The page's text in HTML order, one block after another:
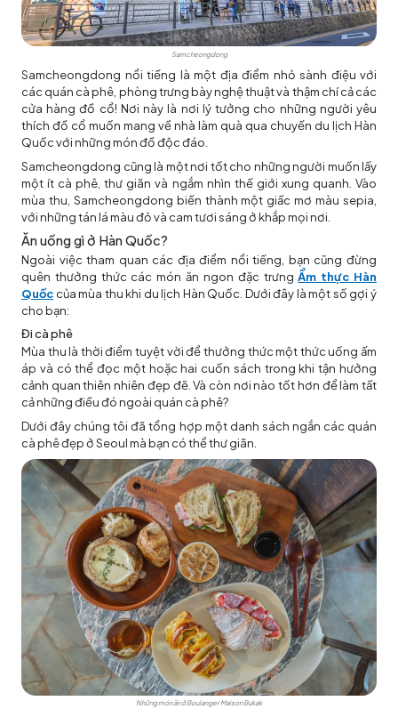
Samcheongdong
Samcheongdong nổi tiếng là một địa điểm nhỏ sành điệu với
các quán cà phê, phòng trưng bày nghệ thuật và thậm chí cả các
cửa hàng đồ cổ! Nơi này là nơi lý tưởng cho những người yêu
thích đồ cổ muốn mang về nhà làm quà qua chuyến du lịch Hàn
Quốcvới những món đồ độc đáo.
Samcheongdong cũng là một nơi tốt cho những người muốn lấy
một ít cà phê, thư giãn và ngắm nhìn thế giới xung quanh. Vào
mùa thu, Samcheongdong biến thành một giấc mơ màu sepia,
với những tán lá màu đỏ và cam tươi sáng ở khắp mọi nơi.
Ăn uống gì ở Hàn Quốc?
Ngoài việc tham quan các địa điểm nổi tiếng, bạn cũng đừng
quên thưởng thức các món ăn ngon đặc trưngẨm thực Hàn
Quốc của mùa thu khi du lịch Hàn Quốc . Dưới đây là một số gợi ý
cho bạn:
Đi cà phê
Mùa thu là thời điểm tuyệt vời để thưởng thức một thức uống ấm
áp và có thể đọc một hoặc hai cuốn sách trong khi tận hưởng
cảnh quan thiên nhiên đẹp đẽ. Và còn nơi nào tốt hơn để làm tất
cả những điều đó ngoài quán cà phê?
Dưới đây chúng tôi đã tổng hợp một danh sách ngắn các quán
cà phê đẹp ở Seoul mà bạn có thể thư giãn.
Những món ăn ở Boulanger Maison Bukak